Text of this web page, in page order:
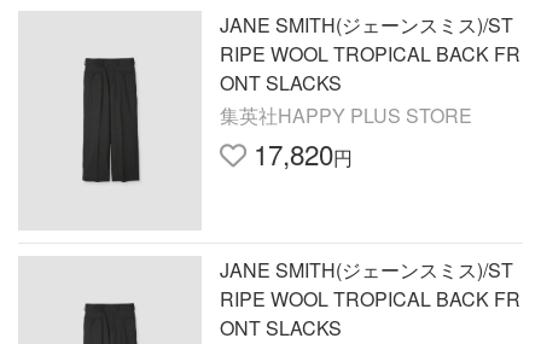
JANE SMITH(ジェーンスミス)/ST
RIPE WOOL TROPICAL BACK FR
ONT SLACKS
集英社HAPPY PLUS STORE
17,820円
JANE SMITH(ジェーンスミス)/ST
RIPE WOOL TROPICAL BACK FR
ONT SLACKS